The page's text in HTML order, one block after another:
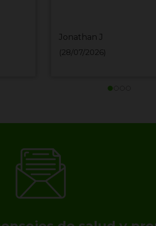
Jonathan J
(28/07/2026)